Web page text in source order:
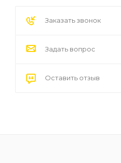
Заказать звонок
Задать вопрос
Оставить отзыв